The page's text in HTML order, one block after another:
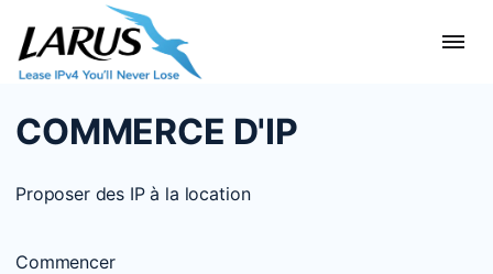
COMMERCE D'IP
Proposer des IP à la location
Commencer